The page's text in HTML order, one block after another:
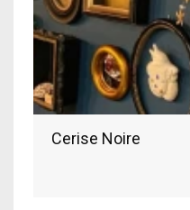
Cerise Noire